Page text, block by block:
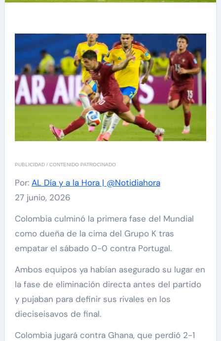
PUBLICIDAD / CONTENIDO PATROCINADO
Por: AL Día y a la Hora | @Notidiahora
27 junio, 2026
Colombia culminó la primera fase del Mundial
como dueña de la cima del Grupo K tras
empatar el sábado 0-0 contra Portugal.
Ambos equipos ya habían asegurado su lugar en
la fase de eliminación directa antes del partido
y pujaban para definir sus rivales en los
dieciseisavos de final.
Colombia jugará contra Ghana, que perdió 2-1